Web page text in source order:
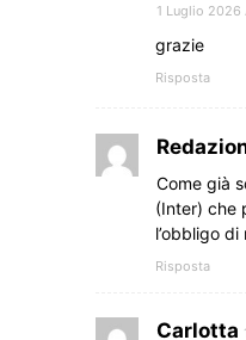
1 Luglio 2026
grazie
Risposta
Come già
(Inter) che
l’obbligo
Risposta
Carlotta